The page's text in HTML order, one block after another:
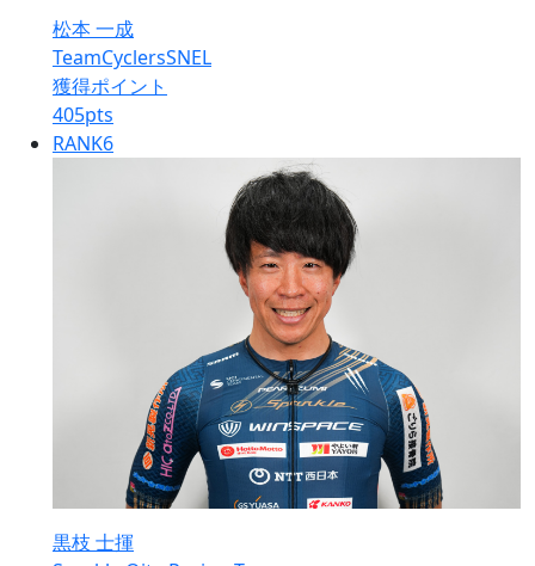
松本 一成
TeamCyclersSNEL
獲得ポイント
405pts
RANK6
黒枝 士揮